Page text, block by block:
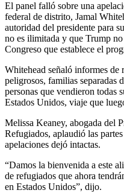
El panel falló sobre una
federal de distrito, Jamal
autoridad del presidente para
no es ilimitada y que Trump
Congreso que establece el
Whitehead señaló informes de
peligrosos, familias separadas
personas que vendieron todas
Estados Unidos, viaje que
Melissa Keaney, abogada del
Refugiados, aplaudió las
apelaciones dejó intactas.
“Damos la bienvenida a este
de refugiados que ahora
en Estados Unidos”, dijo.